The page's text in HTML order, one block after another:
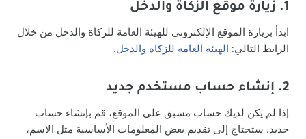
1. زيارة موقع الزكاة والدخل
ابدأ بزيارة الموقع الإلكتروني للهيئة العامة للزكاة والدخل من خلال
الرابط التالي: الهيئة العامة للزكاة والدخل.
2. إنشاء حساب مستخدم جديد
إذا لم يكن لديك حساب مسبق على الموقع، قم بإنشاء حساب
جديد. ستحتاج إلى تقديم بعض المعلومات الأساسية مثل الاسم،